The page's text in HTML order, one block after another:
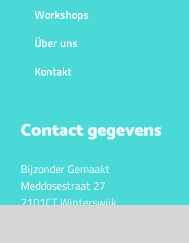
Workshops
Über uns
Kontakt
Contact gegevens
Bijzonder Gemaakt
Meddosestraat 27
7101CT Winterswijk